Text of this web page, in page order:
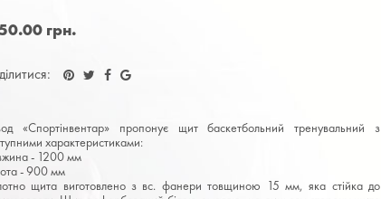
грн.
«Спортінвентар» пропонує щит баскетбольний тренувальний з
характеристиками:
- 1200 мм
- 900 мм
щита виготовлено з вс. фанери товщиною 15 мм, яка стійка до